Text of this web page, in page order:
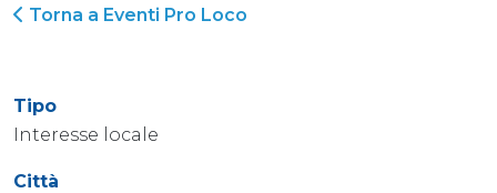
Torna a Eventi Pro Loco
Tipo
Interesse locale
Città